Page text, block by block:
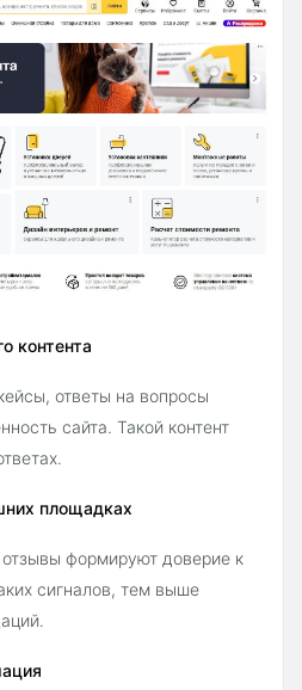
контента
ответы на вопросы
сайта. Такой контент
площадках
отзывы формируют доверие к
сигналов, тем выше